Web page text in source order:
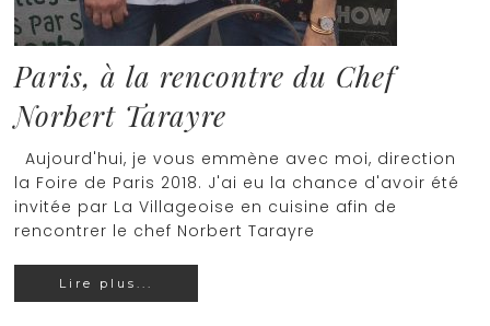
Paris, à la rencontre du Chef
Norbert Tarayre
Aujourd'hui, je vous emmène avec moi, direction
la Foire de Paris 2018. J'ai eu la chance d'avoir été
invitée par La Villageoise en cuisine afin de
rencontrer le chef Norbert Tarayre
Lire plus...